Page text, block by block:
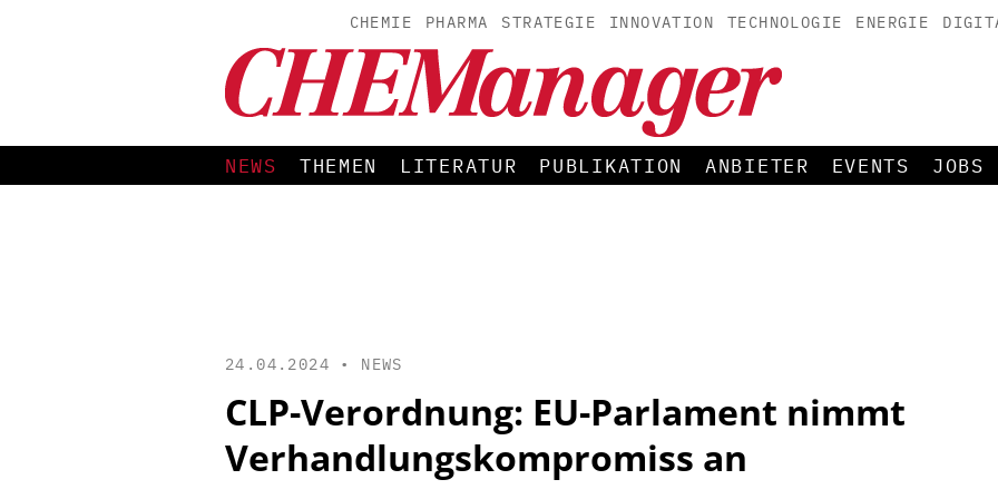
CHEMIE PHARMA STRATEGIE INNOVATION TECHNOLOGIE ENERGIE
NEWS THEMEN LITERATUR PUBLIKATION ANBIETER EVENTS JOBS
24.04.2024 • NEWS
CLP-Verordnung: EU-Parlament nimmt
Verhandlungskompromiss an